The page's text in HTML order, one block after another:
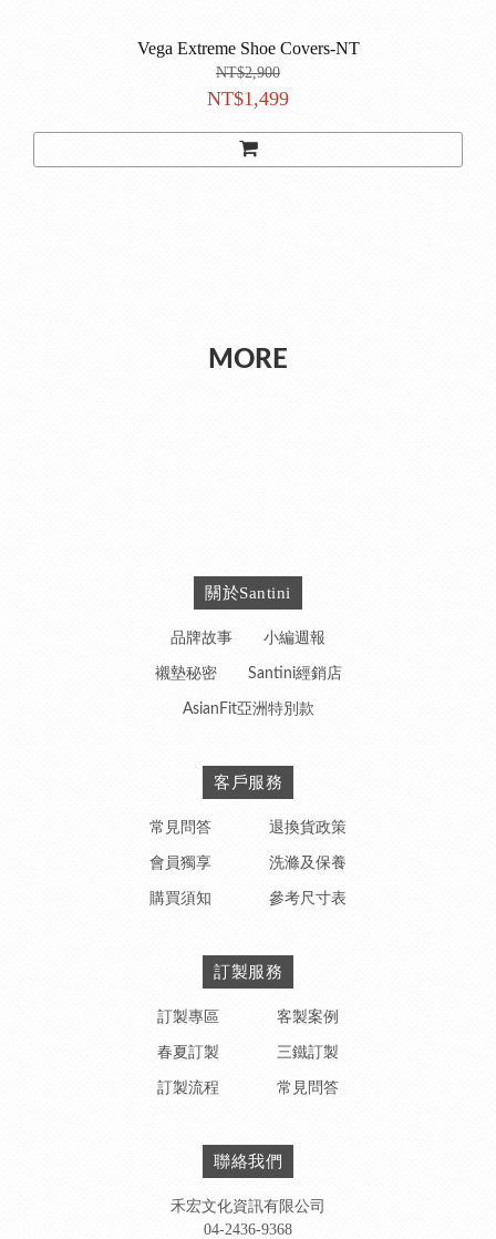
Vega Extreme Shoe Covers-NT
NT$2,900
NT$1,499
MORE
關於Santini
品牌故事 小編週報
襯墊秘密 Santini經銷店
AsianFit亞洲特別款
客戶服務
常見問答 退換貨政策
會員獨享 洗滌及保養
購買須知 參考尺寸表
訂製服務
訂製專區 客製案例
春夏訂製 三鐵訂製
訂製流程 常見問答
聯絡我們
禾宏文化資訊有限公司
04-2436-9368